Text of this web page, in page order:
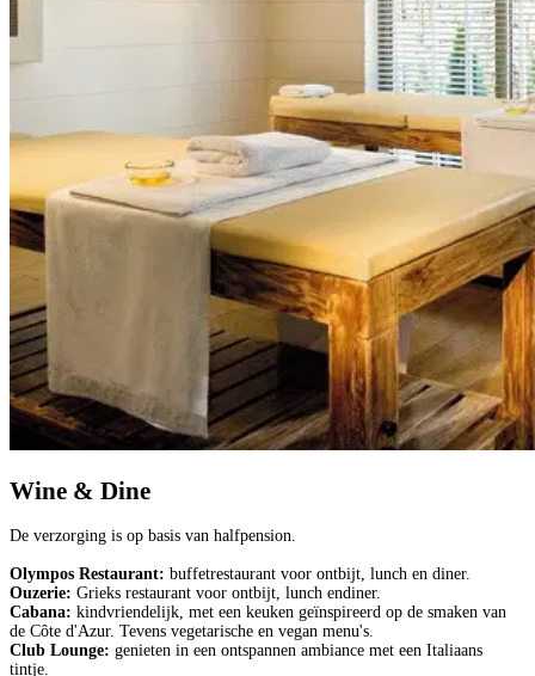
Wine & Dine
De verzorging is op basis van halfpension.
Olympos Restaurant: buffetrestaurant voor ontbijt, lunch en diner.
Ouzerie: Grieks restaurant voor ontbijt, lunch endiner.
Cabana: kindvriendelijk, met een keuken geïnspireerd op de smaken van
de Côte d'Azur. Tevens vegetarische en vegan menu's.
Club Lounge: genieten in een ontspannen ambiance met een Italiaans
tintje.